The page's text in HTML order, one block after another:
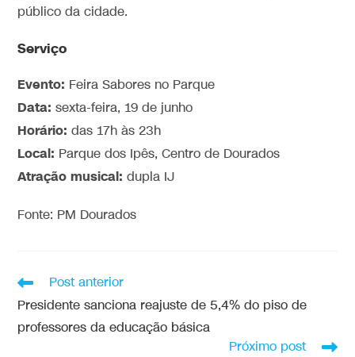
público da cidade.
Serviço
Evento: Feira Sabores no Parque
Data: sexta-feira, 19 de junho
Horário: das 17h às 23h
Local: Parque dos Ipês, Centro de Dourados
Atração musical: dupla IJ
Fonte: PM Dourados
Post anterior
Presidente sanciona reajuste de 5,4% do piso de
professores da educação básica
Próximo post